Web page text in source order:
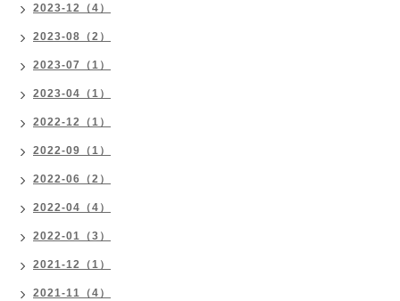
2023-12（4）
2023-08（2）
2023-07（1）
2023-04（1）
2022-12（1）
2022-09（1）
2022-06（2）
2022-04（4）
2022-01（3）
2021-12（1）
2021-11（4）